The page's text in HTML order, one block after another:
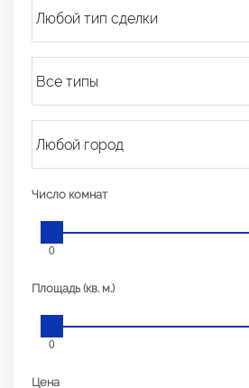
Число комнат
0
Площадь (кв. м.)
0
Цена